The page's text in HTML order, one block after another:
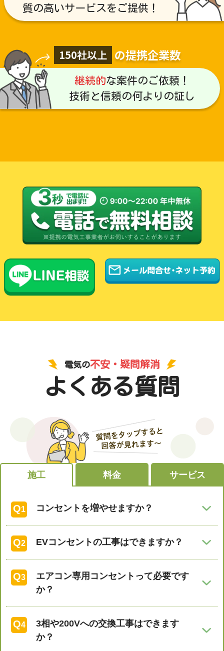
質の高いサービスをご提供！
150社以上 の提携企業数
継続的な案件のご依頼！
技術と信頼の何よりの証し
電気の不安・疑問解消
よくある質問
施工 料金 サービス
Q1 コンセントを増やせますか？
可能です。
近くのコンセントから配線を分岐させて新設するケ
ースや、空きブレーカーから配線を増やすケースな
ど状況によって対応方法が異なりますので、詳細は
お問い合わせください。
Q2 EVコンセントの工事はできますか？
可能です。
戸建であれば半日程度で工事が完了するケースが多
いです。詳しい料金や日程は現場状況により異なり
ますので、詳細はお問い合わせください。
Q3
エアコン専用コンセントって必要です
か？
法律義務はありませんが必要です。
多くのメーカーや量販店が専用コンセントでないと
Q4
3相や200Vへの交換工事はできます
か？